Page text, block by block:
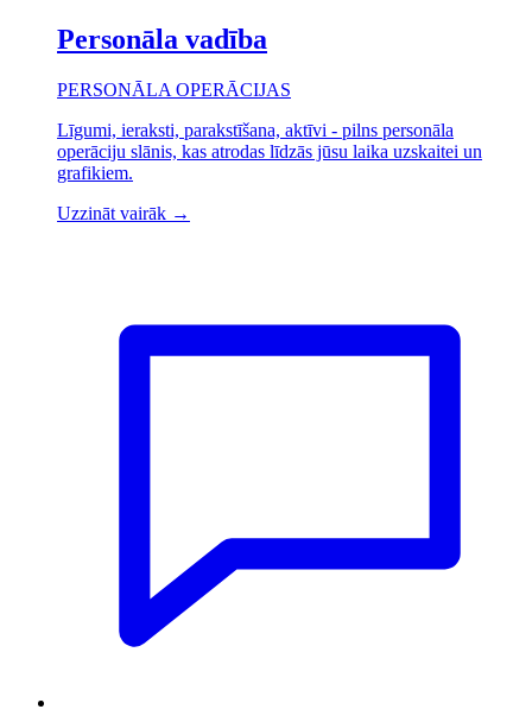
Personāla vadība
PERSONĀLA OPERĀCIJAS
Līgumi, ieraksti, parakstīšana, aktīvi - pilns personāla
operāciju slānis, kas atrodas līdzās jūsu laika uzskaitei un
grafikiem.
Uzzināt vairāk →